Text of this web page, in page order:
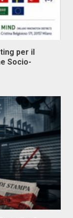
per il
Socio-